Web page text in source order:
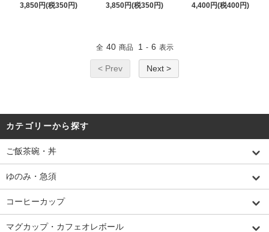
3,850円(税350円)
3,850円(税350円)
4,400円(税400円)
全 40 商品 1 - 6 表示
< Prev Next >
カテゴリーから探す
ご飯茶碗・丼
ゆのみ・急須
コーヒーカップ
マグカップ・カフェオレボール